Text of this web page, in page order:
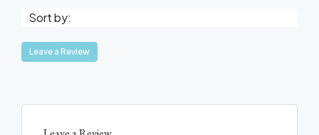
Sort by:
Leave a Review